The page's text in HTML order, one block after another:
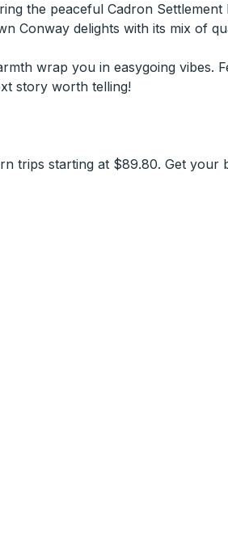
the peaceful Cadron
Conway delights with its mix of
wrap you in easygoing vibes.
story worth telling!
trips starting at $89.80. Get your